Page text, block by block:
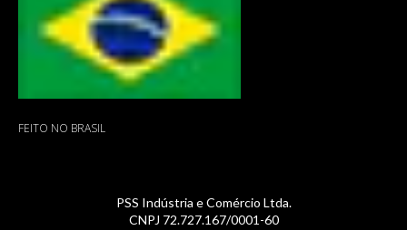
FEITO NO BRASIL
PSS Indústria e Comércio Ltda.
CNPJ 72.727.167/0001-60